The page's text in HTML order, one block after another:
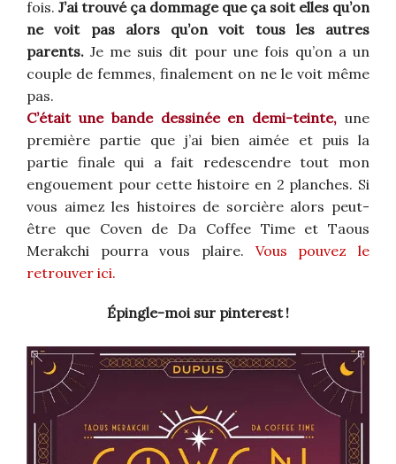
fois. J’ai trouvé ça dommage que ça soit elles qu’on
ne voit pas alors qu’on voit tous les autres
parents. Je me suis dit pour une fois qu’on a un
couple de femmes, finalement on ne le voit même
pas.
C’était une bande dessinée en demi-teinte, une
première partie que j’ai bien aimée et puis la
partie finale qui a fait redescendre tout mon
engouement pour cette histoire en 2 planches. Si
vous aimez les histoires de sorcière alors peut-
être que Coven de Da Coffee Time et Taous
Merakchi pourra vous plaire. Vous pouvez le
retrouver ici.
Épingle-moi sur pinterest !